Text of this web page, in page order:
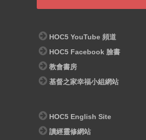
HOC5 YouTube 頻道
HOC5 Facebook 臉書
教會書房
基督之家幸福小組網站
HOC5 English Site
讀經靈修網站